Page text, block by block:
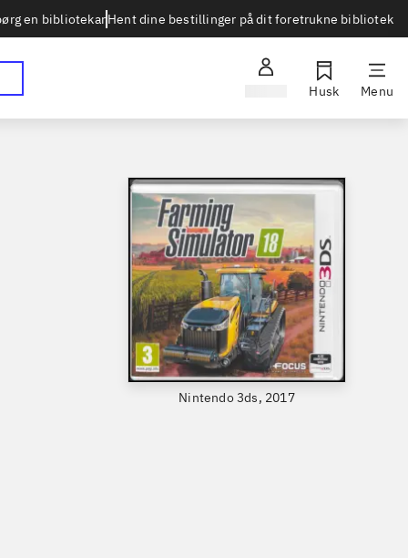
en bibliotekarHent dine bestillinger på dit foretrukne bibliotek
Husk Menu
Nintendo 3ds, 2017